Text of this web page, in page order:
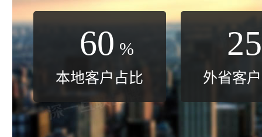
60 %
本地客户占比
25
外省客